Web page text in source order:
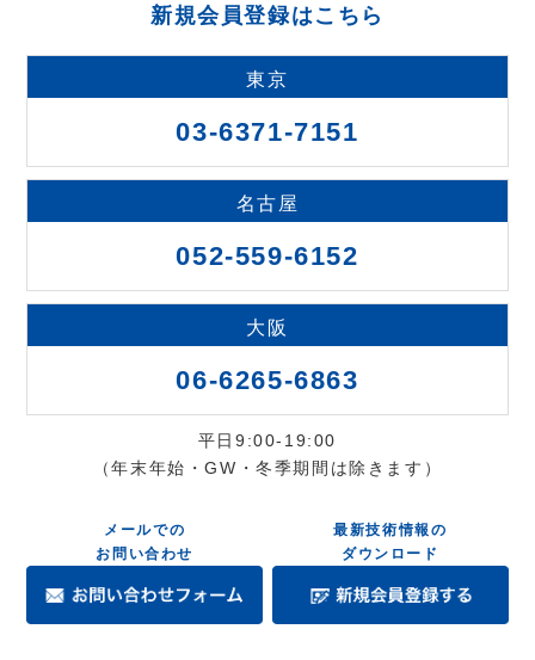
新規会員登録はこちら
東京
03-6371-7151
名古屋
052-559-6152
大阪
06-6265-6863
平日9:00-19:00
（年末年始・GW・冬季期間は除きます）
メールでの
お問い合わせ
最新技術情報の
ダウンロード